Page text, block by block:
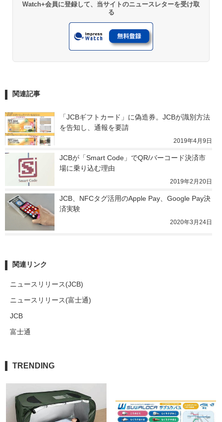
Watch+会員に登録して、当サイトのニュースレターを受け取
る
関連記事
「JCBギフトカード」に偽造券。JCBが識別方法
を告知し、通報を要請
2019年4月9日
JCBが「Smart Code」でQR/バーコード決済市
場に乗り込む理由
2019年2月20日
JCB、NFCタグ活用のApple Pay、Google Pay決
済実験
2020年3月24日
関連リンク
ニュースリリース(JCB)
ニュースリリース(富士通)
JCB
富士通
TRENDING